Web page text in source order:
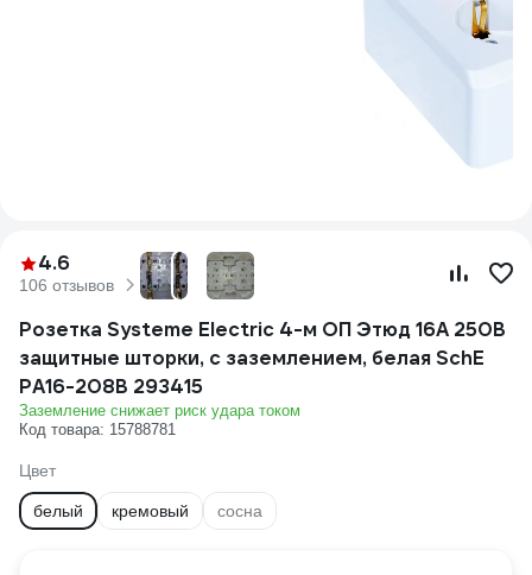
4.6
106 отзывов
Розетка Systeme Electric 4-м ОП Этюд 16А 250В
защитные шторки, с заземлением, белая SchE
PA16-208B 293415
Заземление снижает риск удара током
Код товара: 15788781
Цвет
белый кремовый сосна